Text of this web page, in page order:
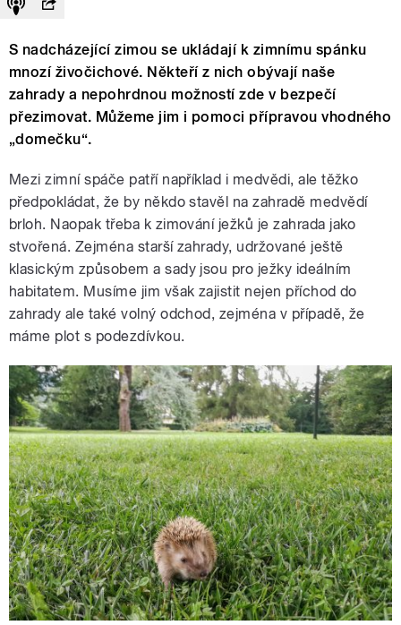
S nadcházející zimou se ukládají k zimnímu spánku
mnozí živočichové. Někteří z nich obývají naše
zahrady a nepohrdnou možností zde v bezpečí
přezimovat. Můžeme jim i pomoci přípravou vhodného
„domečku“.
Mezi zimní spáče patří například i medvědi, ale těžko
předpokládat, že by někdo stavěl na zahradě medvědí
brloh. Naopak třeba k zimování ježků je zahrada jako
stvořená. Zejména starší zahrady, udržované ještě
klasickým způsobem a sady jsou pro ježky ideálním
habitatem. Musíme jim však zajistit nejen příchod do
zahrady ale také volný odchod, zejména v případě, že
máme plot s podezdívkou.